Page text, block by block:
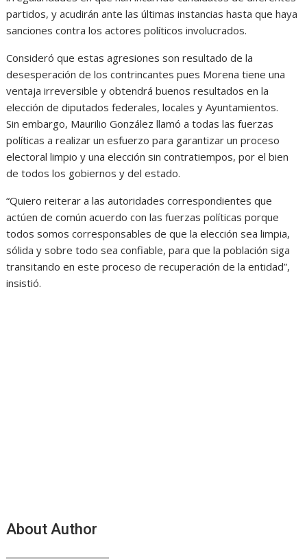
partidos, y acudirán ante las últimas instancias hasta que haya
sanciones contra los actores políticos involucrados.
Consideró que estas agresiones son resultado de la
desesperación de los contrincantes pues Morena tiene una
ventaja irreversible y obtendrá buenos resultados en la
elección de diputados federales, locales y Ayuntamientos.
Sin embargo, Maurilio González llamó a todas las fuerzas
políticas a realizar un esfuerzo para garantizar un proceso
electoral limpio y una elección sin contratiempos, por el bien
de todos los gobiernos y del estado.
“Quiero reiterar a las autoridades correspondientes que
actúen de común acuerdo con las fuerzas políticas porque
todos somos corresponsables de que la elección sea limpia,
sólida y sobre todo sea confiable, para que la población siga
transitando en este proceso de recuperación de la entidad”,
insistió.
About Author